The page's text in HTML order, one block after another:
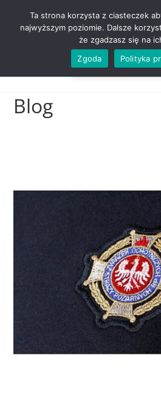
ZADZWOŃ TEL. 600
Blog
Ta strona korzysta z ciasteczek
najwyższym poziomie. Dalsze
że zgadzasz się na
Zgoda
Polityka